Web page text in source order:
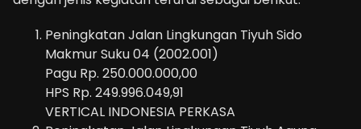
Peningkatan Jalan Lingkungan Tiyuh Sido
Makmur Suku 04 (2002.001)
Pagu Rp. 250.000.000,00
HPS Rp. 249.996.049,91
VERTICAL INDONESIA PERKASA